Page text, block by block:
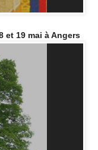
et 19 mai à Angers